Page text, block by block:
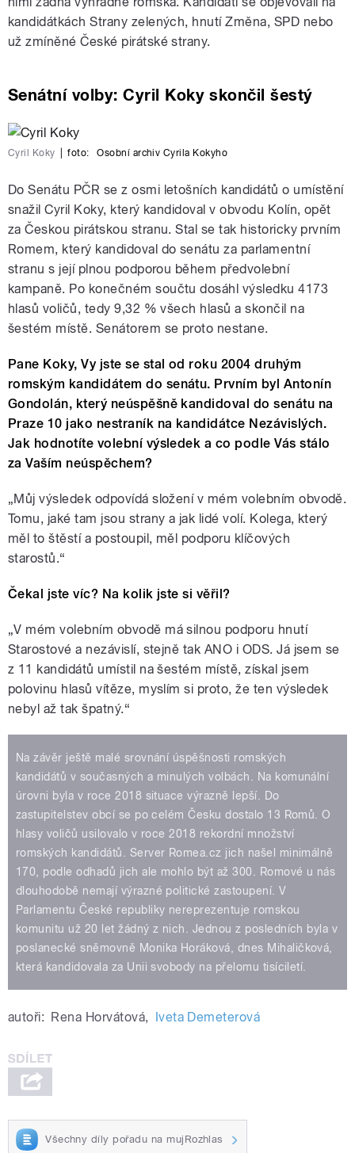
kandidátkách Strany zelených, hnutí Změna, SPD nebo
už zmíněné České pirátské strany.
Senátní volby: Cyril Koky skončil šestý
Cyril Koky foto: Osobní archiv Cyrila Kokyho
Do Senátu PČR se z osmi letošních kandidátů o umístění
snažil Cyril Koky, který kandidoval v obvodu Kolín, opět
za Českou pirátskou stranu. Stal se tak historicky prvním
Romem, který kandidoval do senátu za parlamentní
stranu s její plnou podporou během předvolební
kampaně. Po konečném součtu dosáhl výsledku 4173
hlasů voličů, tedy 9,32 % všech hlasů a skončil na
šestém místě. Senátorem se proto nestane.
Pane Koky, Vy jste se stal od roku 2004 druhým
romským kandidátem do senátu. Prvním byl Antonín
Gondolán, který neúspěšně kandidoval do senátu na
Praze 10 jako nestraník na kandidátce Nezávislých.
Jak hodnotíte volební výsledek a co podle Vás stálo
za Vaším neúspěchem?
„Můj výsledek odpovídá složení v mém volebním obvodě.
Tomu, jaké tam jsou strany a jak lidé volí. Kolega, který
měl to štěstí a postoupil, měl podporu klíčových
starostů.“
Čekal jste víc? Na kolik jste si věřil?
„V mém volebním obvodě má silnou podporu hnutí
Starostové a nezávislí, stejně tak ANO i ODS. Já jsem se
z 11 kandidátů umístil na šestém místě, získal jsem
polovinu hlasů vítěze, myslím si proto, že ten výsledek
nebyl až tak špatný.“
Na závěr ještě malé srovnání úspěšnosti romských
kandidátů v současných a minulých volbách. Na komunální
úrovni byla v roce 2018 situace výrazně lepší. Do
zastupitelstev obcí se po celém Česku dostalo 13 Romů. O
hlasy voličů usilovalo v roce 2018 rekordní množství
romských kandidátů. Server Romea.cz jich našel minimálně
170, podle odhadů jich ale mohlo být až 300. Romové u nás
dlouhodobě nemají výrazné politické zastoupení. V
Parlamentu České republiky nereprezentuje romskou
komunitu už 20 let žádný z nich. Jednou z posledních byla v
poslanecké sněmovně Monika Horáková, dnes Mihaličková,
která kandidovala za Unii svobody na přelomu tisíciletí.
autoři: Rena Horvátová, Iveta Demeterová
Všechny díly pořadu na mujRozhlas